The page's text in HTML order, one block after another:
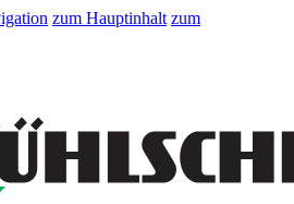
zum Hauptinhalt zum